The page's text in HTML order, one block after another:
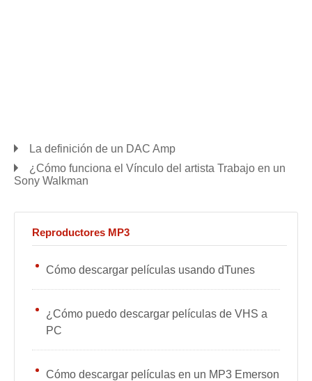
La definición de un DAC Amp
¿Cómo funciona el Vínculo del artista Trabajo en un
Sony Walkman
Reproductores MP3
Cómo descargar películas usando dTunes
¿Cómo puedo descargar películas de VHS a
PC
Cómo descargar películas en un MP3 Emerson